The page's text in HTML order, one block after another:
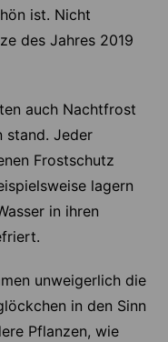
ist. Nicht
des Jahres 2019
auch Nachtfrost
stand. Jeder
Frostschutz
lagern
in ihren
unweigerlich die
in den Sinn
Pflanzen, wie